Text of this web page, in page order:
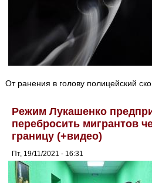
От ранения в голову полицейский
Режим Лукашенко
перебросить мигрантов
границу (+видео)
Пт, 19/11/2021 - 16:31